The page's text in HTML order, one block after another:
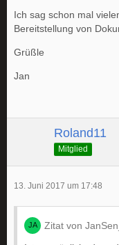
Ich sag schon mal
Bereitstellung von
Grüßle
Jan
Roland11
Mitglied
13. Juni 2017 um 17:48
Zitat von